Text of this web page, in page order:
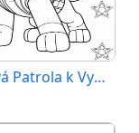
Tlapková Patrola k Vymalování